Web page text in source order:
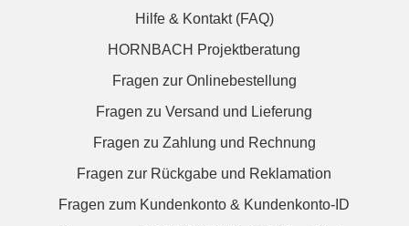
Hilfe & Kontakt (FAQ)
HORNBACH Projektberatung
Fragen zur Onlinebestellung
Fragen zu Versand und Lieferung
Fragen zu Zahlung und Rechnung
Fragen zur Rückgabe und Reklamation
Fragen zum Kundenkonto & Kundenkonto-ID